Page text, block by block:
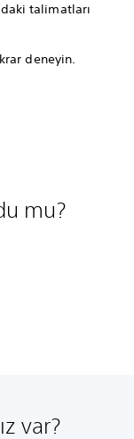
talimatları
deneyin.
mu?
var?